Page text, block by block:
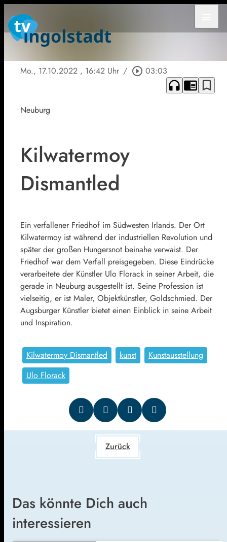
Mo., 17.10.2022 , 16:42 Uhr / play_circle_outline 03:03
headphones chrome_reader_mode bookmark_border
Neuburg
Kilwatermoy
Dismantled
Ein verfallener Friedhof im Südwesten Irlands. Der Ort
Kilwatermoy ist während der industriellen Revolution und
später der großen Hungersnot beinahe verwaist. Der
Friedhof war dem Verfall preisgegeben. Diese Eindrücke
verarbeitete der Künstler Ulo Florack in seiner Arbeit, die
gerade in Neuburg ausgestellt ist. Seine Profession ist
vielseitig, er ist Maler, Objektkünstler, Goldschmied. Der
Augsburger Künstler bietet einen Einblick in seine Arbeit
und Inspiration.
Kilwatermoy Dismantled kunst
Kunstausstellung
Ulo Florack
Zurück
Das könnte Dich auch
interessieren